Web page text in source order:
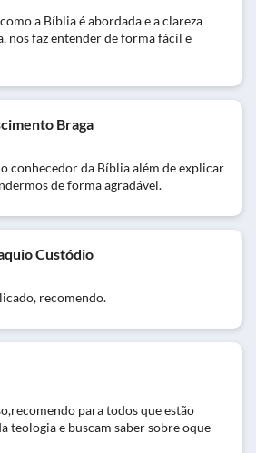
a Bíblia é abordada e a clareza
nos faz entender de forma fácil e
Braga
conhecedor da Bíblia além de explicar
de forma agradável.
Custódio
recomendo.
para todos que estão
teologia e buscam saber sobre oque